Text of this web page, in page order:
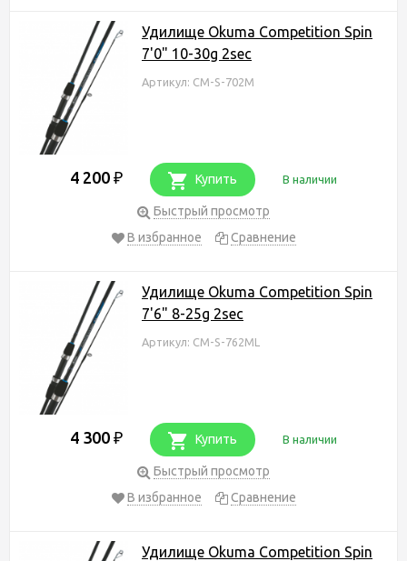
Удилище Okuma Competition Spin
7'0" 10-30g 2sec
Артикул: CM-S-702M
4 200 ₽ Купить В наличии
Быстрый просмотр
В избранное
Сравнение
Удилище Okuma Competition Spin
7'6" 8-25g 2sec
Артикул: CM-S-762ML
4 300 ₽ Купить В наличии
Быстрый просмотр
В избранное
Сравнение
Удилище Okuma Competition Spin